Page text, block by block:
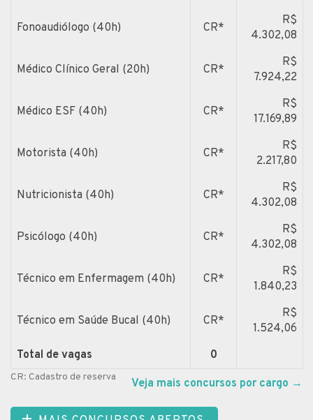
Fonoaudiólogo (40h) CR*
R$
4.302,08
Médico Clínico Geral (20h) CR*
R$
7.924,22
Médico ESF (40h) CR*
R$
17.169,89
Motorista (40h) CR*
R$
2.217,80
Nutricionista (40h) CR*
R$
4.302,08
Psicólogo (40h) CR*
R$
4.302,08
Técnico em Enfermagem (40h) CR*
R$
1.840,23
Técnico em Saúde Bucal (40h) CR*
R$
1.524,06
Total de vagas
0
CR: Cadastro de reserva Veja mais concursos por cargo →